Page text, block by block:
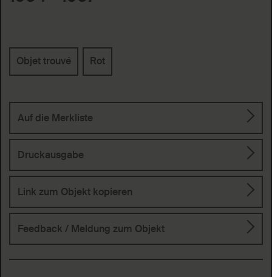
Schlagworte
Objet trouvé
Rot
Auf die Merkliste
Druckausgabe
Link zum Objekt kopieren
Feedback / Meldung zum Objekt